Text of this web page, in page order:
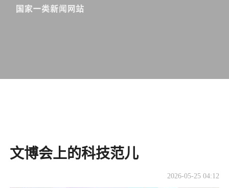
文博会上的科技范儿
2026-05-25 04:12